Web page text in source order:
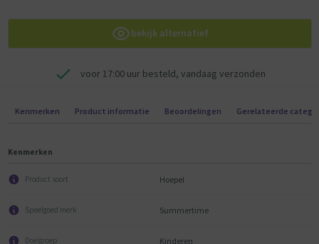
bekijk alternatief
voor 17:00 uur besteld, vandaag verzonden
Kenmerken Product informatie Beoordelingen Gerelateerde
Kenmerken
Product soort Hoepel
Speelgoed merk Summertime
Doelgroep Kinderen